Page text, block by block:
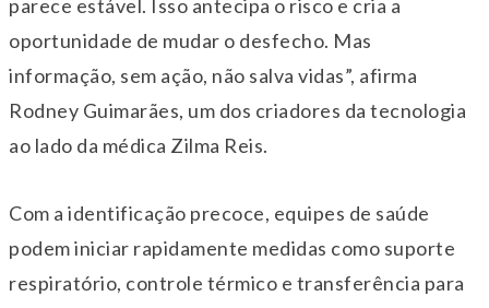
parece estável. Isso antecipa o risco e cria a
oportunidade de mudar o desfecho. Mas
informação, sem ação, não salva vidas”, afirma
Rodney Guimarães, um dos criadores da tecnologia
ao lado da médica Zilma Reis.
Com a identificação precoce, equipes de saúde
podem iniciar rapidamente medidas como suporte
respiratório, controle térmico e transferência para